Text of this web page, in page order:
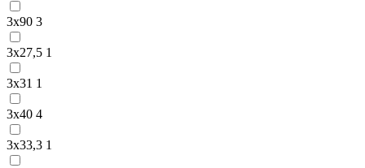
3х90 3
3х27,5 1
3х31 1
3х40 4
3х33,3 1